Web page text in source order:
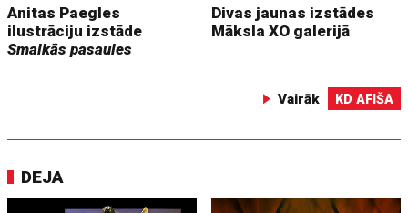
Anitas Paegles
ilustrāciju izstāde
Smalkās pasaules
Divas jaunas izstādes
Māksla XO galerijā
Vairāk KD AFIŠA
DEJA